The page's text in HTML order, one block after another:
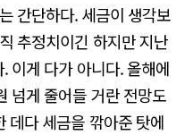
간단하다. 세금이 생각보
추정치이긴 하지만 지난
이게 다가 아니다. 올해에
넘게 줄어들 거란 전망도
데다 세금을 깎아준 탓에